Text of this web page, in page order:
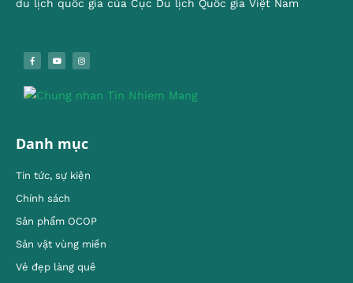
du lịch quốc gia của Cục Du lịch Quốc gia Việt Nam
Danh mục
Tin tức, sự kiện
Chính sách
Sản phẩm OCOP
Sản vật vùng miền
Vẻ đẹp làng quê